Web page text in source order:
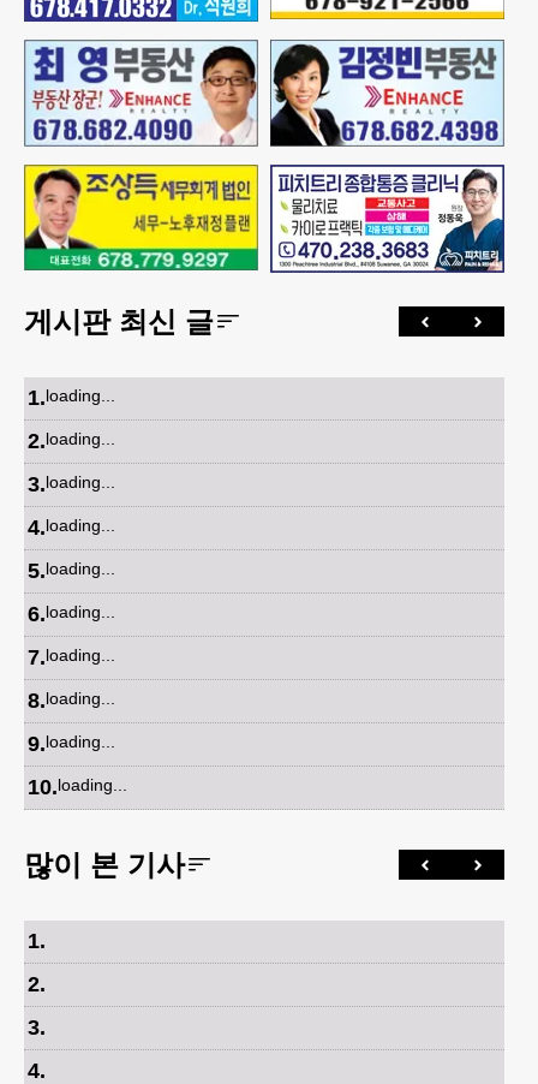
게시판 최신 글
1.loading...
2.loading...
3.loading...
4.loading...
5.loading...
6.loading...
7.loading...
8.loading...
9.loading...
10.loading...
많이 본 기사
1.
2.
3.
4.